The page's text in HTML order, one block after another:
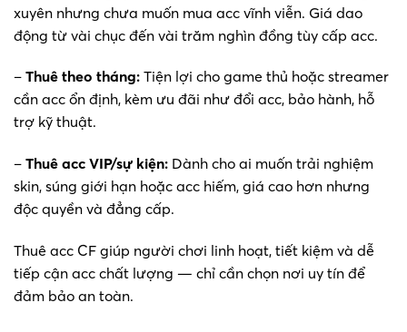
xuyên nhưng chưa muốn mua acc vĩnh viễn. Giá dao
động từ vài chục đến vài trăm nghìn đồng tùy cấp acc.
– Thuê theo tháng: Tiện lợi cho game thủ hoặc streamer
cần acc ổn định, kèm ưu đãi như đổi acc, bảo hành, hỗ
trợ kỹ thuật.
– Thuê acc VIP/sự kiện: Dành cho ai muốn trải nghiệm
skin, súng giới hạn hoặc acc hiếm, giá cao hơn nhưng
độc quyền và đẳng cấp.
Thuê acc CF giúp người chơi linh hoạt, tiết kiệm và dễ
tiếp cận acc chất lượng — chỉ cần chọn nơi uy tín để
đảm bảo an toàn.